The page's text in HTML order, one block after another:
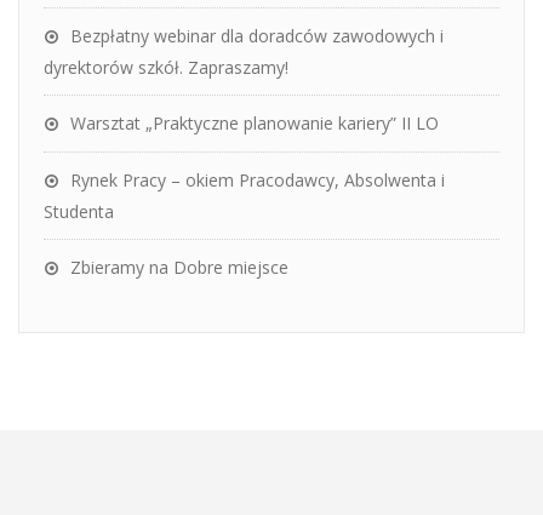
Bezpłatny webinar dla doradców zawodowych i
dyrektorów szkół. Zapraszamy!
Warsztat „Praktyczne planowanie kariery” II LO
Rynek Pracy – okiem Pracodawcy, Absolwenta i
Studenta
Zbieramy na Dobre miejsce